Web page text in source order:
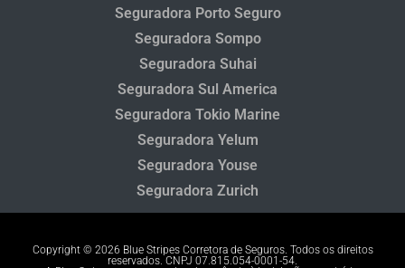
Seguradora Porto Seguro
Seguradora Sompo
Seguradora Suhai
Seguradora Sul America
Seguradora Tokio Marine
Seguradora Yelum
Seguradora Youse
Seguradora Zurich
Copyright © 2026 Blue Stripes Corretora de Seguros. Todos os direitos
reservados. CNPJ 07.815.054-0001-54.